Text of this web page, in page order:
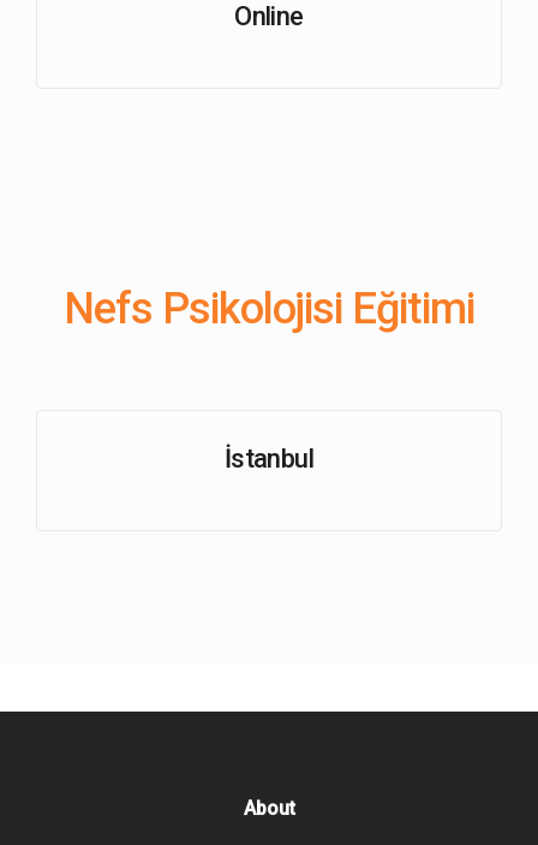
Online
Nefs Psikolojisi Eğitimi
İstanbul
About